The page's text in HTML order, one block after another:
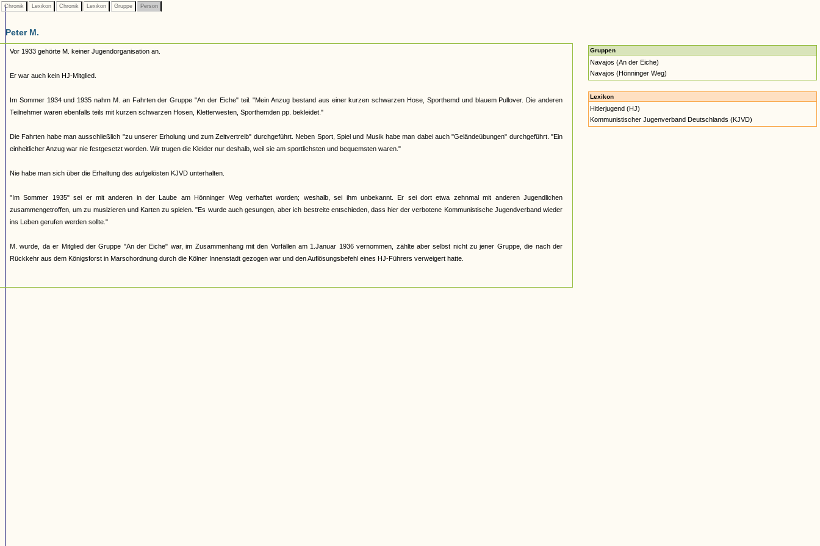
Chronik Lexikon Chronik Lexikon Gruppe Person
Peter M.
Vor 1933 gehörte M. keiner Jugendorganisation an.
Er war auch kein HJ-Mitglied.
Im Sommer 1934 und 1935 nahm M. an Fahrten der Gruppe "An der Eiche" teil. "Mein Anzug bestand aus einer kurzen schwarzen Hose, Sporthemd und blauem Pullover. Die anderen
Teilnehmer waren ebenfalls teils mit kurzen schwarzen Hosen, Kletterwesten, Sporthemden pp. bekleidet."
Die Fahrten habe man ausschließlich "zu unserer Erholung und zum Zeitvertreib" durchgeführt. Neben Sport, Spiel und Musik habe man dabei auch "Geländeübungen" durchgeführt. "Ein
einheitlicher Anzug war nie festgesetzt worden. Wir trugen die Kleider nur deshalb, weil sie am sportlichsten und bequemsten waren."
Nie habe man sich über die Erhaltung des aufgelösten KJVD unterhalten.
"Im Sommer 1935" sei er mit anderen in der Laube am Hönninger Weg verhaftet worden; weshalb, sei ihm unbekannt. Er sei dort etwa zehnmal mit anderen Jugendlichen
zusammengetroffen, um zu musizieren und Karten zu spielen. "Es wurde auch gesungen, aber ich bestreite entschieden, dass hier der verbotene Kommunistische Jugendverband wieder
ins Leben gerufen werden sollte."
M. wurde, da er Mitglied der Gruppe "An der Eiche" war, im Zusammenhang mit den Vorfällen am 1.Januar 1936 vernommen, zählte aber selbst nicht zu jener Gruppe, die nach der
Rückkehr aus dem Königsforst in Marschordnung durch die Kölner Innenstadt gezogen war und den Auflösungsbefehl eines HJ-Führers verweigert hatte.
Gruppen
Navajos (An der Eiche)
Navajos (Hönninger Weg)
Lexikon
Hitlerjugend (HJ)
Kommunistischer Jugenverband Deutschlands (KJVD)